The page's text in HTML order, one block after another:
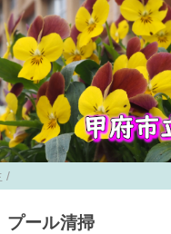
/
プール清掃